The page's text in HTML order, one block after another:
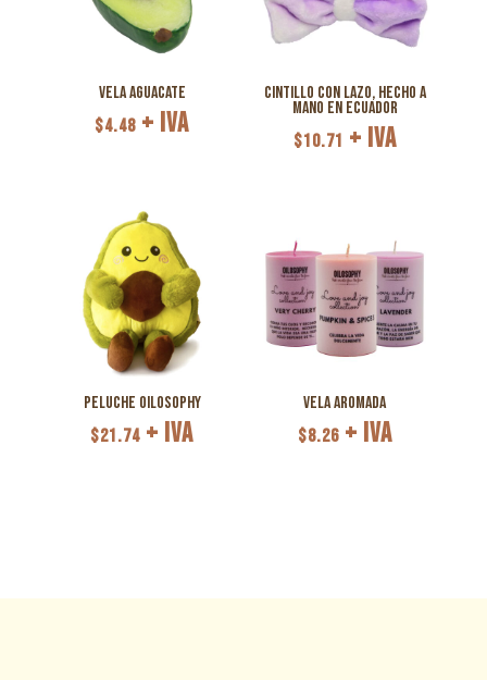
Vela Aguacate
$4.48 + IVA
Cintillo con lazo, hecho a
mano en Ecuador
$10.71 + IVA
Peluche Oilosophy
$21.74 + IVA
Vela Aromada
$8.26 + IVA